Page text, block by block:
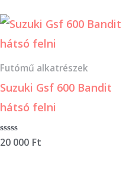
Futómű alkatrészek
Suzuki Gsf 600 Bandit
hátsó felni
Értékelés:
20 000 Ft